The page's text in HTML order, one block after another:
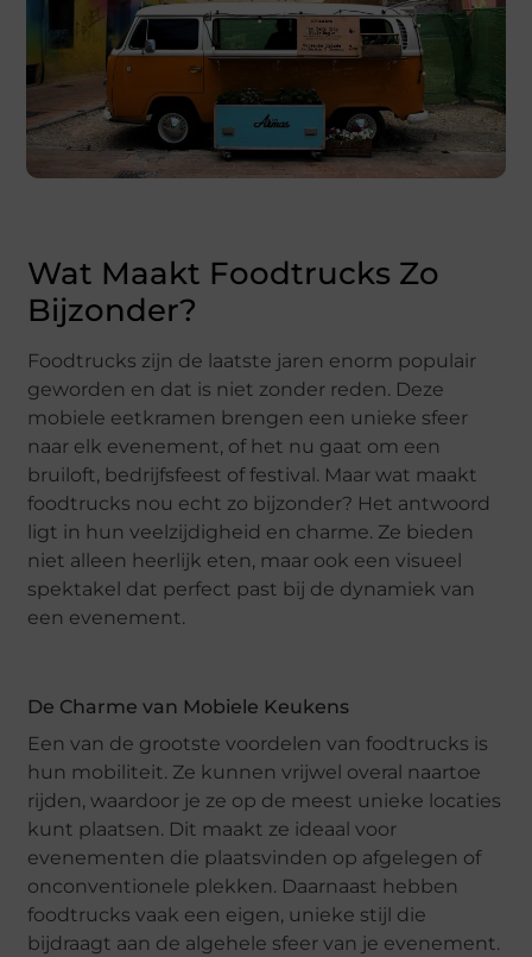
Wat Maakt Foodtrucks Zo
Bijzonder?
Foodtrucks zijn de laatste jaren enorm populair
geworden en dat is niet zonder reden. Deze
mobiele eetkramen brengen een unieke sfeer
naar elk evenement, of het nu gaat om een
bruiloft, bedrijfsfeest of festival. Maar wat maakt
foodtrucks nou echt zo bijzonder? Het antwoord
ligt in hun veelzijdigheid en charme. Ze bieden
niet alleen heerlijk eten, maar ook een visueel
spektakel dat perfect past bij de dynamiek van
een evenement.
De Charme van Mobiele Keukens
Een van de grootste voordelen van foodtrucks is
hun mobiliteit. Ze kunnen vrijwel overal naartoe
rijden, waardoor je ze op de meest unieke locaties
kunt plaatsen. Dit maakt ze ideaal voor
evenementen die plaatsvinden op afgelegen of
onconventionele plekken. Daarnaast hebben
foodtrucks vaak een eigen, unieke stijl die
bijdraagt aan de algehele sfeer van je evenement.